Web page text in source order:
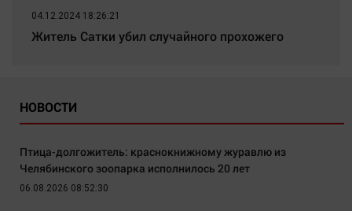
04.12.2024 18:26:21
Житель Сатки убил случайного прохожего
НОВОСТИ
Птица-долгожитель: краснокнижному журавлю из
Челябинского зоопарка исполнилось 20 лет
06.08.2026 08:52:30